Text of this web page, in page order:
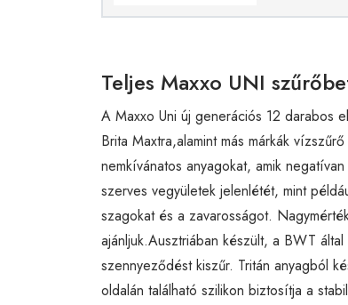
Teljes Maxxo UNI
A Maxxo Uni új generációs 12 darabos
Brita Maxtra,alamint más márkák
nemkívánatos anyagokat, amik
szerves vegyületek jelenlétét, mint
szagokat és a zavarosságot.
ajánljuk.Ausztriában készült, a BWT
szennyeződést kiszűr. Tritán anyagból
oldalán található szilikon biztosítja a